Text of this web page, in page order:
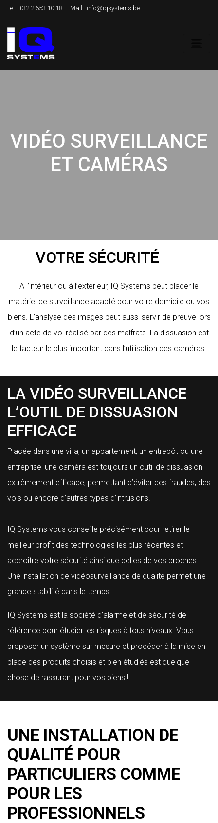
Tel : +32 2 653 10 18 Mail : info@iqsystems.be
VIDÉO SURVEILLANCE
ET CAMÉRAS
VOTRE SÉCURITÉ
A l’intérieur ou à l’extérieur, IQ Systems peut placer le
matériel de surveillance adapté pour votre domicile ou vos
biens. L’analyse des images peut aussi servir de preuve lors
d’un acte de vol réalisé par des malfrats. La dissuasion est
le facteur le plus important dans l’utilisation des caméras.
LA VIDÉO SURVEILLANCE
L’OUTIL DE DISSUASION
EFFICACE
Placée dans une villa, un appartement, un entrepôt ou une
entreprise, une caméra est toujours un outil de dissuasion
extrêmement efficace, permettant d’éviter des fraudes, des
vols ou encore d’autres types d’intrusions.
IQ Systems vous conseille précisément pour retirer le
meilleur profit des technologies les plus récentes et
accroître votre sécurité ainsi que celles de vos proches.
Une installation de vidéosurveillance de qualité permet une
grande stabilité dans le temps.
IQ Systems est la société d’alarme et de sécurité de
référence pour étudier les risques à tous niveaux. Vous
proposer un système sur mesure et procéder à la mise en
place des produits choisis et bien étudiés est quelque
chose de rassurant pour vos biens !
UNE INSTALLATION DE
QUALITÉ POUR
PARTICULIERS COMME
POUR LES
PROFESSIONNELS